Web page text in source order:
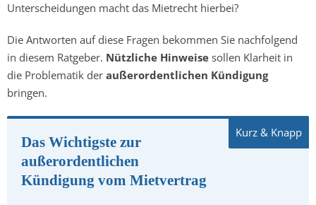
Unterscheidungen macht das Mietrecht hierbei?
Die Antworten auf diese Fragen bekommen Sie nachfolgend
in diesem Ratgeber. Nützliche Hinweise sollen Klarheit in
die Problematik der außerordentlichen Kündigung
bringen.
Das Wichtigste zur
außerordentlichen
Kündigung vom Mietvertrag